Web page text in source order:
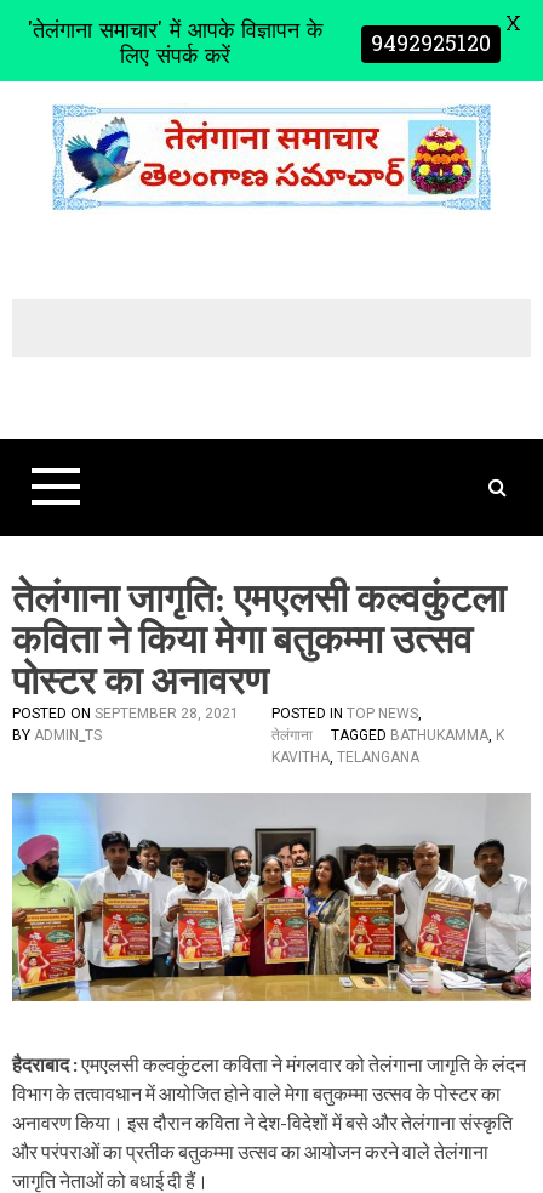
t
तेलंगाना जागृति: एमएलसी कल्वकुंटला
कविता ने किया मेगा बतुकम्मा उत्सव
पोस्टर का अनावरण
POSTED ON SEPTEMBER 28, 2021
BY ADMIN_TS
POSTED IN TOP NEWS,
तेलंगाना
TAGGED BATHUKAMMA, K
KAVITHA, TELANGANA
हैदराबाद :एमएलसी कल्वकुंटला कविता ने मंगलवार को तेलंगाना जागृति के लंदन
विभाग के तत्वावधान में आयोजित होने वाले मेगा बतुकम्मा उत्सव के पोस्टर का
अनावरण किया। इस दौरान कविता ने देश-विदेशों में बसे और तेलंगाना संस्कृति
और परंपराओं का प्रतीक बतुकम्मा उत्सव का आयोजन करने वाले तेलंगाना
जागृति नेताओं को बधाई दी हैं।
'तेलंगाना समाचार' में आपके विज्ञापन के
लिए संपर्क करें 9492925120 X